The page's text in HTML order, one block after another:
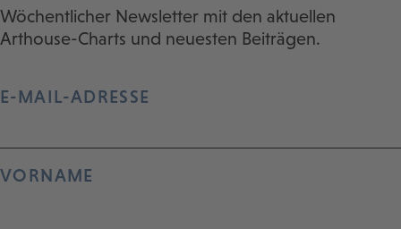
Wöchentlicher Newsletter mit den aktuellen
Arthouse-Charts und neuesten Beiträgen.
E-MAIL-ADRESSE
VORNAME